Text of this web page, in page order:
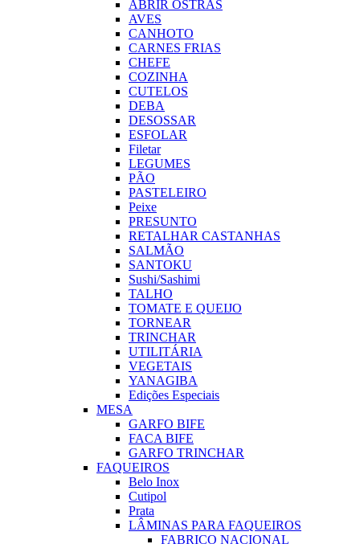
ABRIR OSTRAS
AVES
CANHOTO
CARNES FRIAS
CHEFE
COZINHA
CUTELOS
DEBA
DESOSSAR
ESFOLAR
Filetar
LEGUMES
PÃO
PASTELEIRO
Peixe
PRESUNTO
RETALHAR CASTANHAS
SALMÃO
SANTOKU
Sushi/Sashimi
TALHO
TOMATE E QUEIJO
TORNEAR
TRINCHAR
UTILITÁRIA
VEGETAIS
YANAGIBA
Edições Especiais
MESA
GARFO BIFE
FACA BIFE
GARFO TRINCHAR
FAQUEIROS
Belo Inox
Cutipol
Prata
LÂMINAS PARA FAQUEIROS
FABRICO NACIONAL